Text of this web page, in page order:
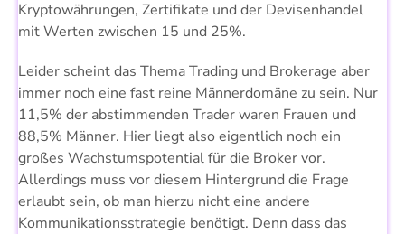
Kryptowährungen, Zertifikate und der Devisenhandel
mit Werten zwischen 15 und 25%.
Leider scheint das Thema Trading und Brokerage aber
immer noch eine fast reine Männerdomäne zu sein. Nur
11,5% der abstimmenden Trader waren Frauen und
88,5% Männer. Hier liegt also eigentlich noch ein
großes Wachstumspotential für die Broker vor.
Allerdings muss vor diesem Hintergrund die Frage
erlaubt sein, ob man hierzu nicht eine andere
Kommunikationsstrategie benötigt. Denn dass das